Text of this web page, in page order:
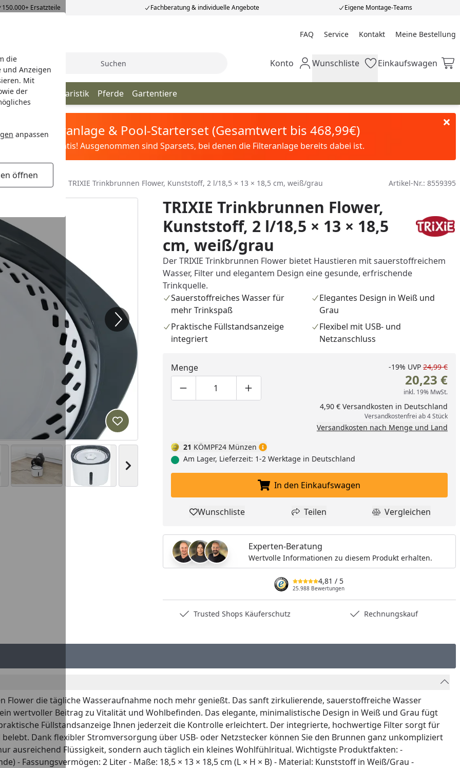
die
und Anzeigen
Mit
der
anpassen
öffnen
150.000+ Ersatzteile Fachberatung & individuelle Angebote Eigene Montage-Teams
FAQ Service Kontakt Meine Bestellung
Meine Bestellung
Suche Mein Konto
Konto Wunschliste
Wunschliste Einkaufswagen
Einkaufswagen
Vögel Aquaristik Pferde Gartentiere
Sandfilteranlage & Pool-Starterset (Gesamtwert bis 468,99€)
Filter&Pflege gratis! Ausgenommen sind Sparsets, bei denen die Filteranlage bereits dabei ist.
Hundenäpfe TRIXIE Trinkbrunnen Flower, Kunststoff, 2 l/18,5 × 13 × 18,5 cm, weiß/grau Artikel-Nr.: 8559395
Nächstes Bild anzeigen
Produkt zur Wunschliste hinzufügen
TRIXIE Trinkbrunnen Flower,
Kunststoff, 2 l/18,5 × 13 × 18,5
cm, weiß/grau
Der TRIXIE Trinkbrunnen Flower bietet Haustieren mit sauerstoffreichem
Wasser, Filter und elegantem Design eine gesunde, erfrischende
Trinkquelle.
Sauerstoffreiches Wasser für
mehr Trinkspaß
Elegantes Design in Weiß und
Grau
Praktische Füllstandsanzeige
integriert
Flexibel mit USB- und
Netzanschluss
Menge
Produktmenge um eins verringern
Produktmenge manuell eingeben
Produktmenge um eins erhöhen
-19% UVP 24,99 €
20,23 €
inkl. 19% MwSt.
4,90 € Versandkosten in Deutschland
Versandkostenfrei ab 4 Stück
Versandkosten nach Menge und Land
21 KÖMPF24 Münzen
Am Lager, Lieferzeit: 1-2 Werktage in Deutschland
In den Einkaufswagen legen
In den Einkaufswagen
Produkt zur Wunschliste hinzufügen
Wunschliste Teilen
Teilen Produkt
Vergleichen
Experten-Beratung
Wertvolle Informationen zu diesem Produkt erhalten.
4,81 / 5
25.988 Bewertungen
Trusted Shops Käuferschutz Rechnungskauf
Flower die tägliche Wasseraufnahme noch mehr genießt. Das sanft zirkulierende, sauerstoffreiche Wasser
wertvoller Beitrag zu Vitalität und Wohlbefinden. Das elegante, minimalistische Design in Weiß und Grau fügt
Füllstandsanzeige Ihnen jederzeit die Kontrolle erleichtert. Der integrierte, hochwertige Filter sorgt für
Dank flexibler Stromversorgung über USB- oder Netzstecker können Sie den Brunnen ganz unkompliziert
ausreichend Flüssigkeit, sondern auch täglich ein kleines Wohlfühlritual. Wichtigste Produktfakten: -
- Fassungsvermögen: 2 Liter - Maße: 18,5 × 13 × 18,5 cm (L × H × B) - Material: Kunststoff in Weiß/Grau -